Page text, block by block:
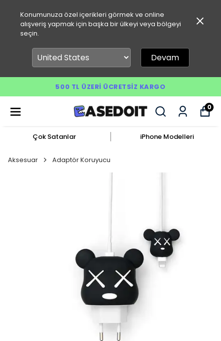
Konumunuza özel içerikleri görmek ve online
alışveriş yapmak için başka bir ülkeyi veya bölgeyi
seçin.
Devam
500 TL ÜZERI ÜCRETSIZ KARGO
0
Çok Satanlar iPhone Modelleri
Aksesuar Adaptör Koruyucu